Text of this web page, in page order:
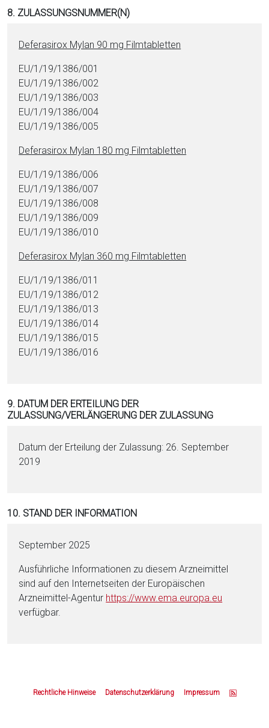
8. ZULASSUNGSNUMMER(N)
De­fe­ra­si­rox Mylan 90 mg Film­ta­blet­ten
EU/1/19/1386/001
EU/1/19/1386/002
EU/1/19/1386/003
EU/1/19/1386/004
EU/1/19/1386/005
De­fe­ra­si­rox Mylan 180 mg Film­ta­blet­ten
EU/1/19/1386/006
EU/1/19/1386/007
EU/1/19/1386/008
EU/1/19/1386/009
EU/1/19/1386/010
De­fe­ra­si­rox Mylan 360 mg Film­ta­blet­ten
EU/1/19/1386/011
EU/1/19/1386/012
EU/1/19/1386/013
EU/1/19/1386/014
EU/1/19/1386/015
EU/1/19/1386/016
9. DATUM DER ERTEILUNG DER
ZULASSUNG/VERLÄNGERUNG DER ZULASSUNG
Datum der Erteilung der Zulassung: 26. September
2019
10. STAND DER INFORMATION
September 2025
Ausführliche Informationen zu diesem Arzneimittel
sind auf den Internetseiten der Europäischen
Arzneimittel-Agentur https://www.ema.eu­ropa.eu
verfügbar.
Rechtliche Hinweise Datenschutzerklärung Impressum